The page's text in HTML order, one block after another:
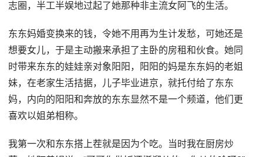
志圈，半工半娱地过起了她那种非主流女阿飞的生活。
东东妈婚变换来的钱，令她不用再为生计发愁，可她还是
想要女儿，于是主动搬来承担了主卧的房租和伙食。她同
时带来东东的娃娃亲对象阳阳，阳阳的妈是东东妈的老姐
妹，在老家生活拮据，儿子毕业进京，就托付给了东东
妈，内向的阳阳和奔放的东东显然不是一个频道，他们更
喜欢以姐弟相称。
我第一次和东东搭上茬就是因为个吃。当时我在厨房炒